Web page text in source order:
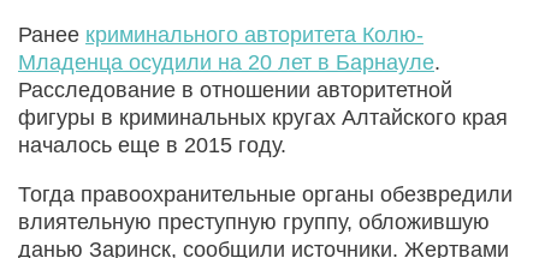
Ранее криминального авторитета Колю-
Младенца осудили на 20 лет в Барнауле.
Расследование в отношении авторитетной
фигуры в криминальных кругах Алтайского края
началось еще в 2015 году.
Тогда правоохранительные органы обезвредили
влиятельную преступную группу, обложившую
данью Заринск, сообщили источники. Жертвами